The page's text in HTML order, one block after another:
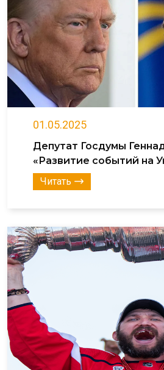
01.05.2025
Депутат Госдумы
«Развитие событий на
Читать